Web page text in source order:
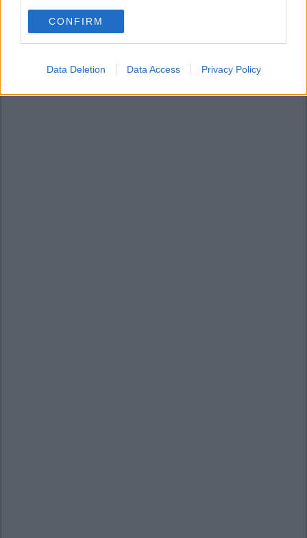
use your data for below specified purposes in below Google
consent section.
CONFIRM
Data Deletion Data Access Privacy Policy